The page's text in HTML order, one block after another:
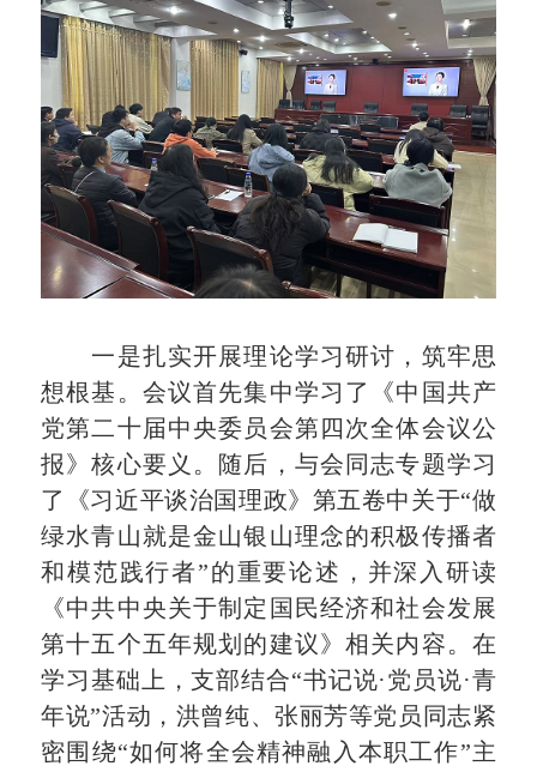
一是扎实开展理论学习研讨，筑牢思
想根基。会议首先集中学习了《中国共产
党第二十届中央委员会第四次全体会议公
报》核心要义。随后，与会同志专题学习
了《习近平谈治国理政》第五卷中关于“做
绿水青山就是金山银山理念的积极传播者
和模范践行者”的重要论述，并深入研读
《中共中央关于制定国民经济和社会发展
第十五个五年规划的建议》相关内容。在
学习基础上，支部结合“书记说·党员说·青
年说”活动，洪曾纯、张丽芳等党员同志紧
密围绕“如何将全会精神融入本职工作”主